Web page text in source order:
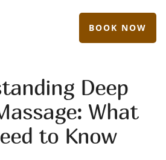
BOOK NOW
Deep
What
to Know